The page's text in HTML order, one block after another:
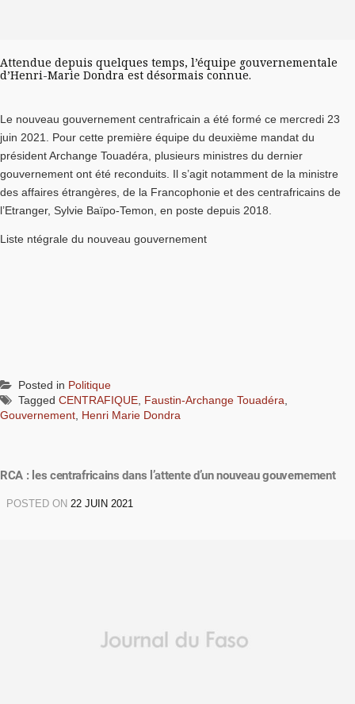
Attendue depuis quelques temps, l’équipe gouvernementale
d’Henri-Marie Dondra est désormais connue.
Le nouveau gouvernement centrafricain a été formé ce mercredi 23
juin 2021. Pour cette première équipe du deuxième mandat du
président Archange Touadéra, plusieurs ministres du dernier
gouvernement ont été reconduits. Il s’agit notamment de la ministre
des affaires étrangères, de la Francophonie et des centrafricains de
l’Etranger, Sylvie Baïpo-Temon, en poste depuis 2018.
Liste ntégrale du nouveau gouvernement
Posted in Politique
Tagged CENTRAFIQUE Faustin-Archange Touadéra
Gouvernement Henri Marie Dondra
RCA : les centrafricains dans l’attente d’un nouveau gouvernement
POSTED ON 22 JUIN 2021